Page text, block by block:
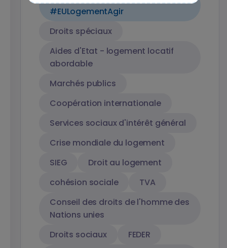
#EULogementAgir
Droits spéciaux
Aides d'Etat - logement locatif
abordable
Marchés publics
Coopération internationale
Services sociaux d'intérêt général
Crise mondiale du logement
SIEG
Droit au logement
cohésion sociale
TVA
Conseil des droits de l'homme des
Nations unies
Droits sociaux
FEDER